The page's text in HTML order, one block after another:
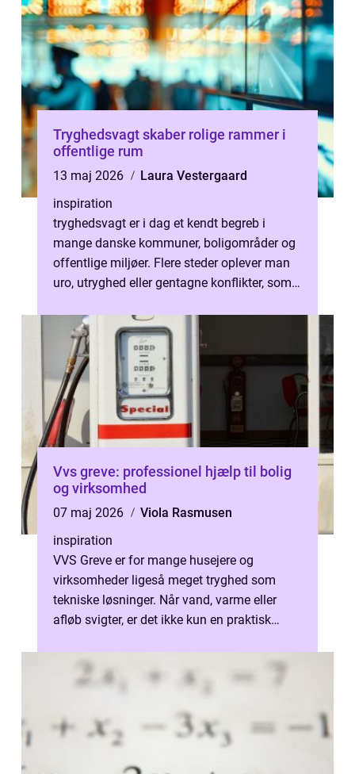
Tryghedsvagt skaber rolige rammer i
offentlige rum
13 maj 2026
Laura Vestergaard
inspiration
tryghedsvagt er i dag et kendt begreb i
mange danske kommuner, boligområder og
offentlige miljøer. Flere steder oplever man
uro, utryghed eller gentagne konflikter, som
Vvs greve: professionel hjælp til bolig
og virksomhed
07 maj 2026
Viola Rasmusen
inspiration
VVS Greve er for mange husejere og
virksomheder ligeså meget tryghed som
tekniske løsninger. Når vand, varme eller
afløb svigter, er det ikke kun en praktisk